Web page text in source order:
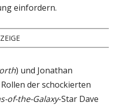
einfordern.
) und Jonathan
der schockierten
of-the-Galaxy-Star Dave